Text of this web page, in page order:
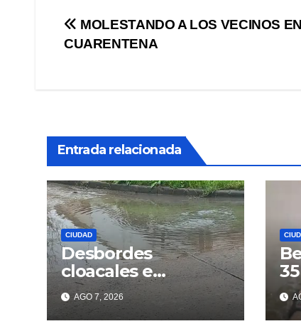
Navegación
MOLESTANDO A LOS VECINOS
CUARENTENA
Entrada relacionada
CIUDAD
Desbordes
cloacales e
inmundicia en
Berisso: colapso de
la red en la calle 14
AGO 7, 2026